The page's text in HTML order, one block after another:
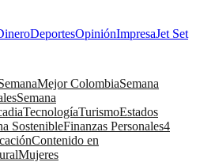
DeportesOpiniónImpresaJet Set
Mejor ColombiaSemana
Semana
TecnologíaTurismoEstados
SostenibleFinanzas Personales4
Contenido en
Mujeres